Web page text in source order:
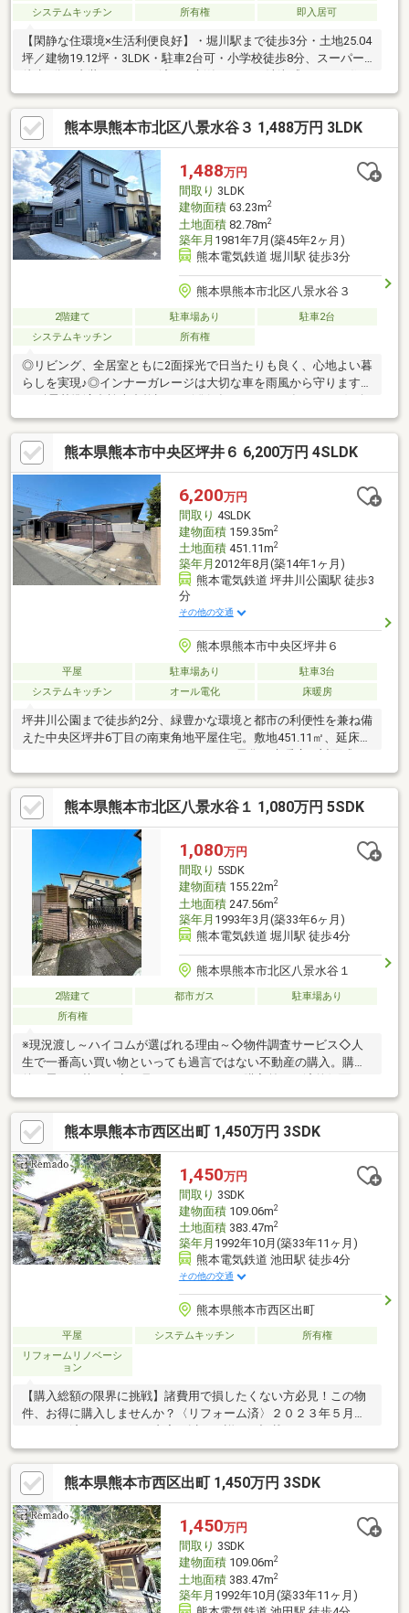
システムキッチン
所有権 即入居可
【閑静な住環境×生活利便良好】・堀川駅まで徒歩3分・土地25.04
坪／建物19.12坪・3LDK・駐車2台可・小学校徒歩8分、スーパー
い※耐震基準適合証明書発行費用：33、000円
熊本県熊本市北区八景水谷３ 1,488万円 3LDK
1,488万円
間取り 3LDK
建物面積63.23m2
土地面積82.78m2
築年月 1981年7月(築45年2ヶ月)
熊本電気鉄道 堀川駅 徒歩3分
熊本県熊本市北区八景水谷３
2階建て 駐車場あり
駐車2台
システムキッチン
所有権
◎リビング、全居室ともに2面採光で日当たりも良く、心地よい暮
らしを実現♪◎インナーガレージは大切な車を雨風から守ります
蟻予防工事済み(施工日：2025年12月2日)
熊本県熊本市中央区坪井６ 6,200万円 4SLDK
6,200万円
間取り 4SLDK
建物面積159.35m2
土地面積451.11m2
築年月 2012年8月(築14年1ヶ月)
熊本電気鉄道 坪井川公園駅 徒歩3
分
その他の交通
熊本県熊本市中央区坪井６
平屋 駐車場あり
駐車3台
システムキッチン
オール電化 床暖房
坪井川公園まで徒歩約2分、緑豊かな環境と都市の利便性を兼ね備
えた中央区坪井6丁目の南東角地平屋住宅。敷地451.11㎡、延床
ッチン・WICなど快適設備も充実。水害対策構造や電動シャッタ
ーで安心感も高く、並列2～3台駐車可能。黒髪小・竜南中エリア
の子育て世帯にもおすすめの一邸です。
熊本県熊本市北区八景水谷１ 1,080万円 5SDK
1,080万円
間取り 5SDK
建物面積155.22m2
土地面積247.56m2
築年月 1993年3月(築33年6ヶ月)
熊本電気鉄道 堀川駅 徒歩4分
熊本県熊本市北区八景水谷１
2階建て 都市ガス
駐車場あり
所有権
※現況渡し～ハイコムが選ばれる理由～◇物件調査サービス◇人
生で一番高い買い物といっても過言ではない不動産の購入。購入
物理的側面・法的側面を不動産のプロ目線からアドバイス！不動
産の窓口ハイコムでは購入についてのご相談はもちろんですが売
却についてのご相談も承っております。購入相談も売却相談もハ
イコムで一貫して担当しお客様の右腕として誠心誠意ご対応いた
します！
熊本県熊本市西区出町 1,450万円 3SDK
1,450万円
間取り 3SDK
建物面積109.06m2
土地面積383.47m2
築年月 1992年10月(築33年11ヶ月)
熊本電気鉄道 池田駅 徒歩4分
その他の交通
熊本県熊本市西区出町
平屋 システムキッチン
所有権
リフォームリノベーシ
ョン
【購入総額の限界に挑戦】諸費用で損したくない方必見！この物
件、お得に購入しませんか？〈リフォーム済〉２０２３年５月リ
〈池田駅から徒歩４分〉駅から徒歩圏内で生活にゆとりを。将来
の資産価値にも期待◎〈池田小学校まで徒歩６分〉通学路が短い
から、低学年のお子様も安心です〈スーパーまで徒歩７分〉急な
来客や、深夜の「困った」もすぐ解決【内覧ツアー】 熊本県全域
の気になる物件を全て弊社でまとめてご内覧いただけます水曜日
や１８時以降、お仕事終わりの内覧も柔軟に対応！物件選びから
お引渡しまで『ハウスドゥ熊本桜町』が全力でサポートします
熊本県熊本市西区出町 1,450万円 3SDK
1,450万円
間取り 3SDK
建物面積109.06m2
土地面積383.47m2
築年月 1992年10月(築33年11ヶ月)